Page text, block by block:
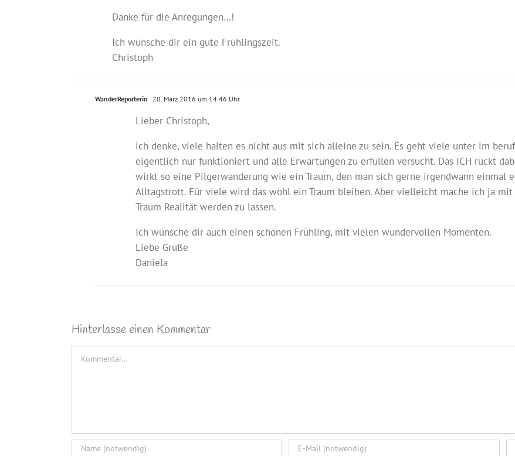
Danke für die Anregungen…!
Ich wünsche dir ein gute Frühlingszeit.
Christoph
WanderReporterin 20. März 2016 um 14:46 Uhr
Lieber Christoph,
ich denke, viele halten es nicht aus mit sich alleine zu sein. Es geht viele unter im
eigentlich nur funktioniert und alle Erwartungen zu erfüllen versucht. Das ICH rückt
wirkt so eine Pilgerwanderung wie ein Traum, den man sich gerne irgendwann einmal
Alltagstrott. Für viele wird das wohl ein Traum bleiben. Aber vielleicht mache ich ja
Traum Realität werden zu lassen.
Ich wünsche dir auch einen schönen Frühling, mit vielen wundervollen Momenten.
Liebe Grüße
Daniela
Hinterlasse einen Kommentar
Kommentar